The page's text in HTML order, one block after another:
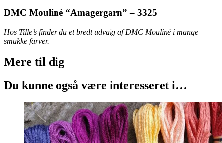
DMC Mouliné “Amagergarn” – 3325
Hos Tille’s finder du et bredt udvalg af DMC Mouliné i mange
smukke farver.
Mere til dig
Du kunne også være interesseret i…